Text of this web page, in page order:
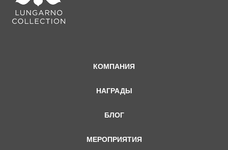
КОМПАНИЯ
НАГРАДЫ
БЛОГ
МЕРОПРИЯТИЯ